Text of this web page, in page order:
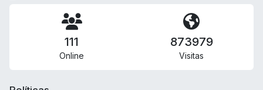
111
Online
873979
Visitas